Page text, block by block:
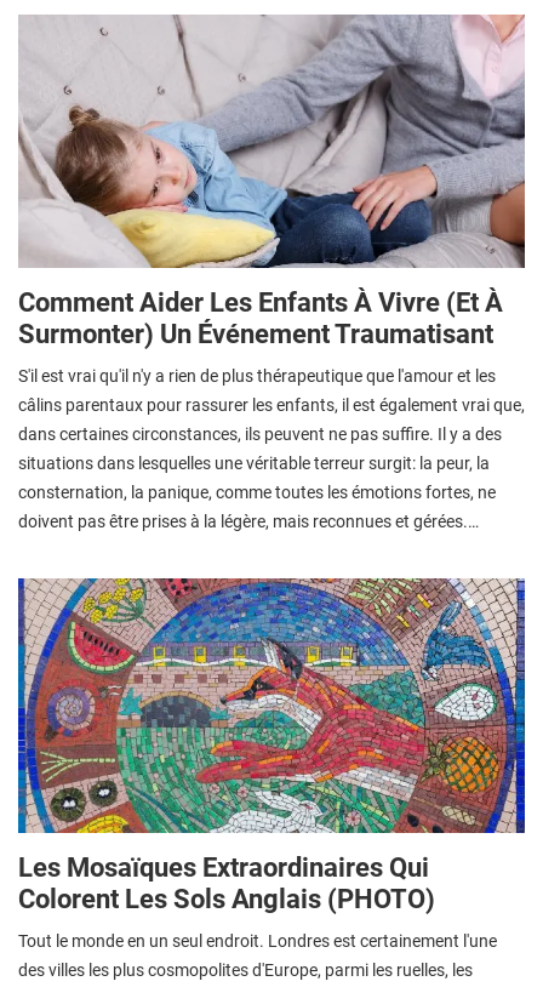
Comment Aider Les Enfants À Vivre (et À
Surmonter) Un Événement Traumatisant
S'il est vrai qu'il n'y a rien de plus thérapeutique que l'amour et les
câlins parentaux pour rassurer les enfants, il est également vrai que,
dans certaines circonstances, ils peuvent ne pas suffire. Il y a des
situations dans lesquelles une véritable terreur surgit: la peur, la
consternation, la panique, comme toutes les émotions fortes, ne
doivent pas être prises à la légère, mais reconnues et gérées.…
Les Mosaïques Extraordinaires Qui
Colorent Les Sols Anglais (PHOTO)
Tout le monde en un seul endroit. Londres est certainement l'une
des villes les plus cosmopolites d'Europe, parmi les ruelles, les